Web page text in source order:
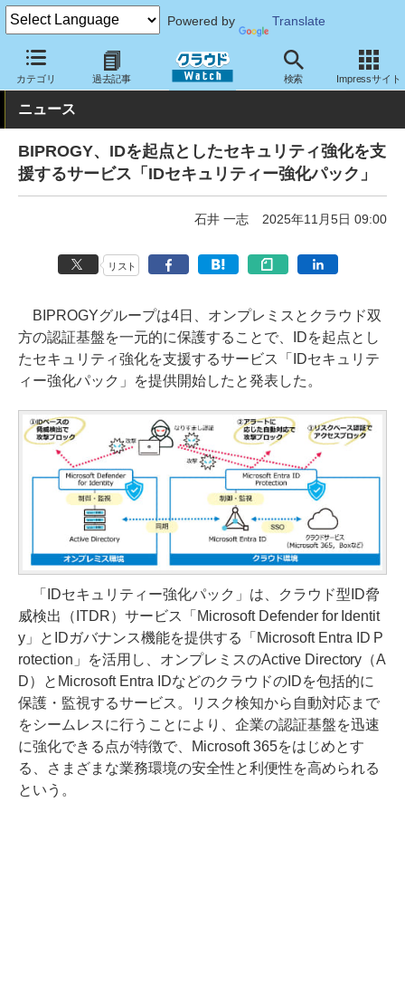
Powered by Translate
カテゴリ 過去記事 検索 Impressサイト
クラウド Watch セキュリティ セキュリティサービス
ニュース
BIPROGY、IDを起点としたセキュリティ強化を支
援するサービス「IDセキュリティー強化パック」
石井 一志 2025年11月5日 09:00
リスト
BIPROGYグループは4日、オンプレミスとクラウド双
方の認証基盤を一元的に保護することで、IDを起点とし
たセキュリティ強化を支援するサービス「IDセキュリテ
ィー強化パック」を提供開始したと発表した。
「IDセキュリティー強化パック」は、クラウド型ID脅
威検出（ITDR）サービス「Microsoft Defender for Identit
y」とIDガバナンス機能を提供する「Microsoft Entra ID P
rotection」を活用し、オンプレミスのActive Directory（A
D）とMicrosoft Entra IDなどのクラウドのIDを包括的に
保護・監視するサービス。リスク検知から自動対応まで
をシームレスに行うことにより、企業の認証基盤を迅速
に強化できる点が特徴で、Microsoft 365をはじめとす
る、さまざまな業務環境の安全性と利便性を高められる
という。